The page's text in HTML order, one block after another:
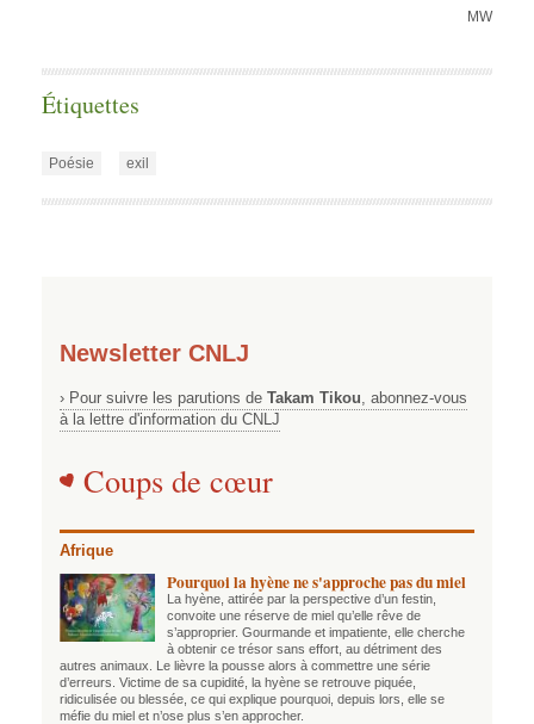
MW
Étiquettes
Poésie exil
Newsletter CNLJ
› Pour suivre les parutions de Takam Tikou , abonnez-vous
à la lettre d'information du CNLJ
Coups de cœur
Afrique
Pourquoi la hyène ne s'approche pas du miel
La hyène, attirée par la perspective d’un festin,
convoite une réserve de miel qu’elle rêve de
s’approprier. Gourmande et impatiente, elle cherche
à obtenir ce trésor sans effort, au détriment des
autres animaux. Le lièvre la pousse alors à commettre une série
d’erreurs. Victime de sa cupidité, la hyène se retrouve piquée,
ridiculisée ou blessée, ce qui explique pourquoi, depuis lors, elle se
méfie du miel et n’ose plus s’en approcher.